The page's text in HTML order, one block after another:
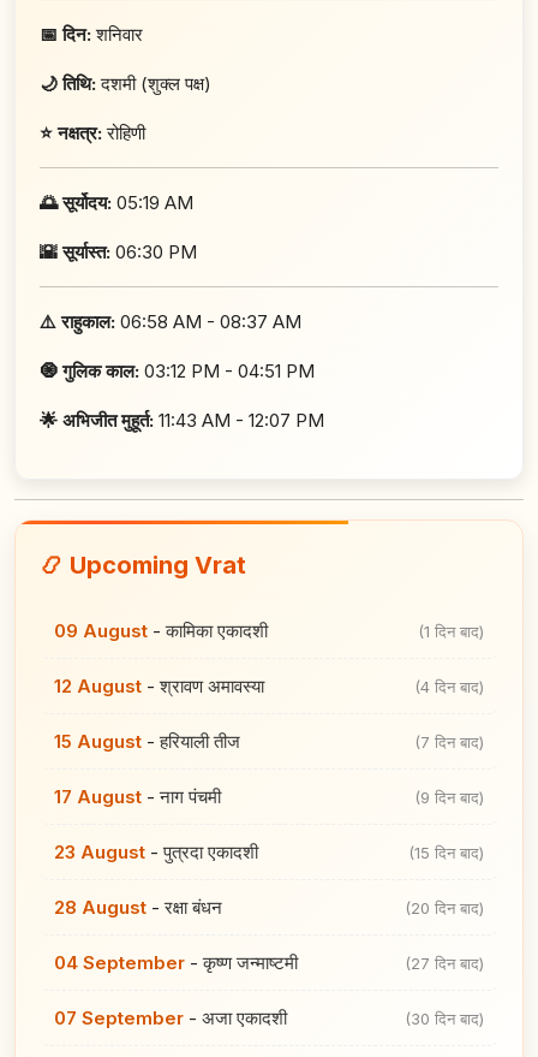
📅 दिन:शनिवार
🌙 तिथि:दशमी (शुक्ल पक्ष)
⭐ नक्षत्र:रोहिणी
🌅 सूर्योदय: 05:19 AM
🌇 सूर्यास्त: 06:30 PM
⚠️ राहुकाल: 06:58 AM - 08:37 AM
🧿 गुलिक काल: 03:12 PM - 04:51 PM
🌟 अभिजीत मुहूर्त: 11:43 AM - 12:07 PM
📿 Upcoming Vrat
09 August -कामिका एकादशी (1 दिन बाद)
12 August -श्रावण अमावस्या (4 दिन बाद)
15 August -हरियाली तीज (7 दिन बाद)
17 August -नाग पंचमी (9 दिन बाद)
23 August -पुत्रदा एकादशी (15 दिन बाद)
28 August -रक्षा बंधन (20 दिन बाद)
04 September -कृष्ण जन्माष्टमी (27 दिन बाद)
07 September - अजा एकादशी (30 दिन बाद)